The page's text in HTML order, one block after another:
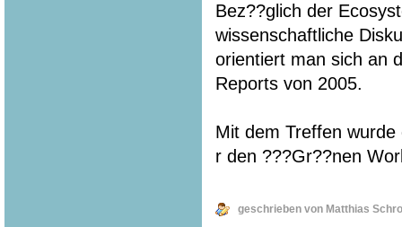
Bez??glich der
wissenschaftliche
orientiert man sich an
Reports von 2005.
Mit dem Treffen
r den ???Gr??nen
geschrieben von Matthias